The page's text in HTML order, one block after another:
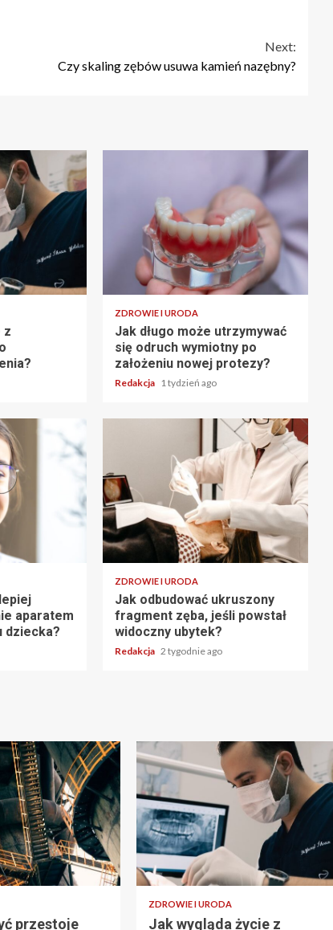
Next:
Czy skaling zębów usuwa kamień nazębny?
z
ZDROWIE I URODA
Jak długo może utrzymywać
się odruch wymiotny po
założeniu nowej protezy?
Redakcja 1 tydzień ago
aparatem
dziecka?
ZDROWIE I URODA
Jak odbudować ukruszony
fragment zęba, jeśli powstał
widoczny ubytek?
Redakcja 2 tygodnie ago
przestoje
ZDROWIE I URODA
Jak wygląda życie z